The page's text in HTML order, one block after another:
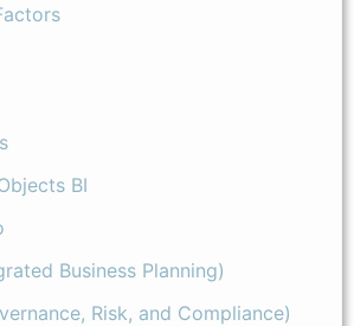
BI
Business Planning)
Risk, and Compliance)